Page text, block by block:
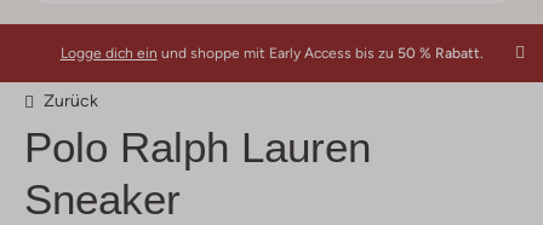
Logge dich ein und shoppe mit Early Access bis zu 50 % Rabatt.
Zurück
Polo Ralph Lauren
Sneaker